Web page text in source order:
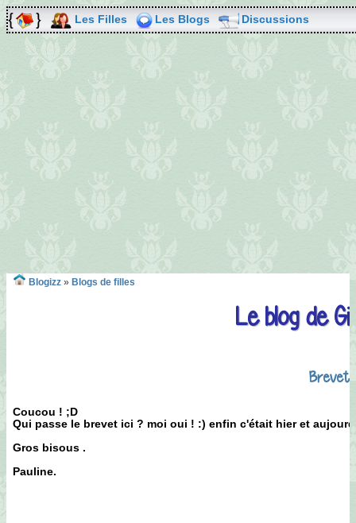
Les Filles Les Blogs Discussions
Blogizz » Blogs de filles
Le blog de
Brevet.
Coucou ! ;D
Qui passe le brevet ici ? moi oui ! :) enfin c'était hier et
Gros bisous .
Pauline.